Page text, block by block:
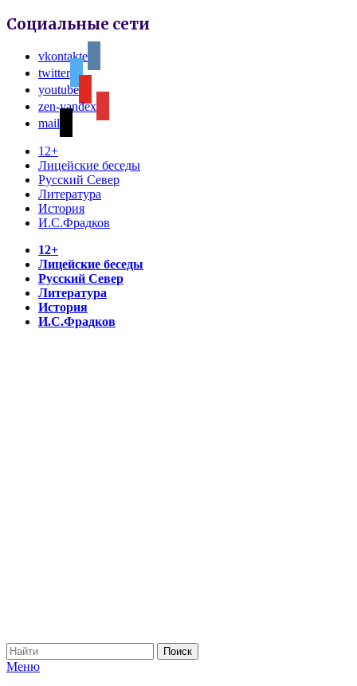
Социальные сети
vkontakte
twitter
youtube
zen-yandex
mail
12+
Лицейские беседы
Русский Север
Литература
История
И.С.Фрадков
12+
Лицейские беседы
Русский Север
Литература
История
И.С.Фрадков
Меню